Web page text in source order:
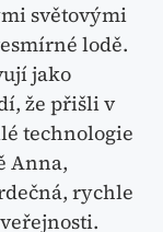
světovými
lodě.
jako
že přišli v
technologie
Anna,
rychle